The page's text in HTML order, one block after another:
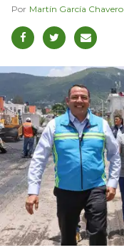
Martín García Chavero